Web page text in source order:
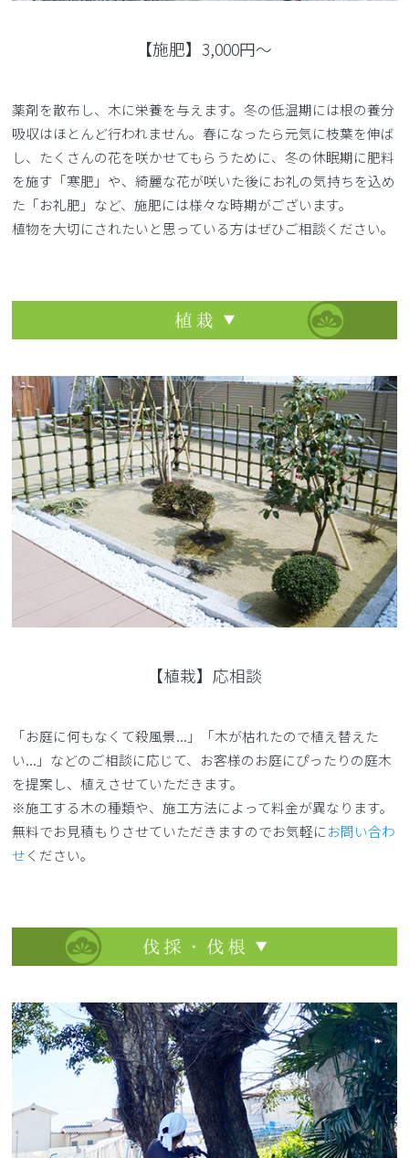
【施肥】3,000円〜
薬剤を散布し、木に栄養を与えます。冬の低温期には根の養分
吸収はほとんど行われません。春になったら元気に枝葉を伸ば
し、たくさんの花を咲かせてもらうために、冬の休眠期に肥料
を施す「寒肥」や、綺麗な花が咲いた後にお礼の気持ちを込め
た「お礼肥」など、施肥には様々な時期がございます。
植物を大切にされたいと思っている方はぜひご相談ください。
【植栽】応相談
「お庭に何もなくて殺風景...」「木が枯れたので植え替えた
い...」などのご相談に応じて、お客様のお庭にぴったりの庭木
を提案し、植えさせていただきます。
※施工する木の種類や、施工方法によって料金が異なります。
無料でお見積もりさせていただきますのでお気軽にお問い合わ
せください。